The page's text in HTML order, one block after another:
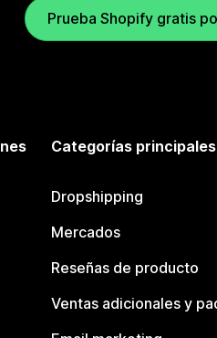
Prueba Shopify gratis
Categorías principales
Dropshipping
Mercados
Reseñas de producto
Ventas adicionales y